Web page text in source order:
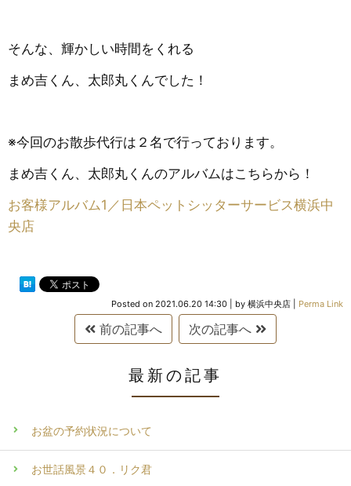
そんな、輝かしい時間をくれる
まめ吉くん、太郎丸くんでした！
※今回のお散歩代行は２名で行っております。
まめ吉くん、太郎丸くんのアルバムはこちらから！
お客様アルバム1／日本ペットシッターサービス横浜中
央店
Posted on 2021.06.20 14:30 by 横浜中央店 Perma Link
前の記事へ 次の記事へ
最新の記事
お盆の予約状況について
お世話風景４０．リク君